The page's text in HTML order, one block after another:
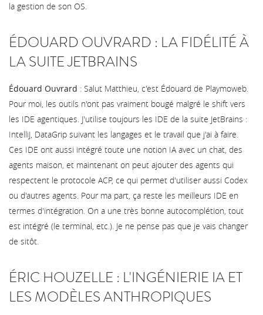
la gestion de son OS.
ÉDOUARD OUVRARD : LA FIDÉLITÉ À
LA SUITE JETBRAINS
Édouard Ouvrard : Salut Matthieu, c'est Édouard de Playmoweb.
Pour moi, les outils n'ont pas vraiment bougé malgré le shift vers
les IDE agentiques. J'utilise toujours les IDE de la suite JetBrains :
IntelliJ, DataGrip suivant les langages et le travail que j'ai à faire.
Ces IDE ont aussi intégré toute une notion IA avec un chat, des
agents maison, et maintenant on peut ajouter des agents qui
respectent le protocole ACP, ce qui permet d'utiliser aussi Codex
ou d'autres agents. Pour ma part, ça reste les meilleurs IDE en
termes d'intégration. On a une très bonne autocomplétion, tout
est intégré (le terminal, etc.). Je ne pense pas que je vais changer
de sitôt.
ÉRIC HOUZELLE : L'INGÉNIERIE IA ET
LES MODÈLES ANTHROPIQUES